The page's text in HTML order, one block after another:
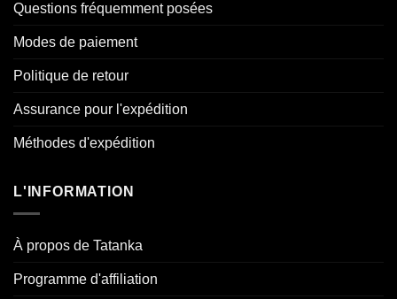
Questions fréquemment posées
Modes de paiement
Politique de retour
Assurance pour l'expédition
Méthodes d'expédition
L'INFORMATION
À propos de Tatanka
Programme d'affiliation